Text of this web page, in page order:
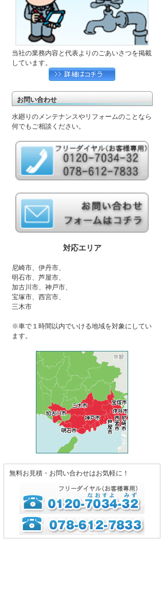
当社の業務内容と代表よりのごあいさつを掲載
しています。
お問い合わせ
水廻りのメンテナンスやリフォームのことなら
何でもご相談ください。
対応エリア
尼崎市、伊丹市、
明石市、芦屋市、
加古川市、神戸市、
宝塚市、西宮市、
三木市
※車で１時間以内でいける地域を対象にしてい
ます。
無料お見積・お問い合わせはお気軽に！